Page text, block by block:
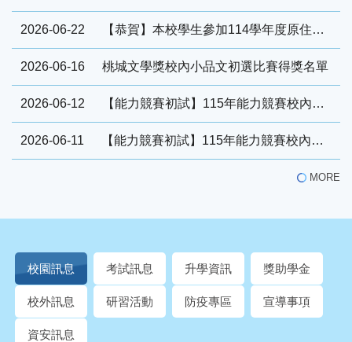
2026-06-22 【恭賀】本校學生參加114學年度原住民族文化與科學展覽會獲科學傳播獎
2026-06-16 桃城文學獎校內小品文初選比賽得獎名單
2026-06-12 【能力競賽初試】115年能力競賽校內初賽資訊科得獎名單
2026-06-11 【能力競賽初試】115年能力競賽校內初賽地科得獎名單
MORE
校園訊息 考試訊息 升學資訊 獎助學金
校外訊息 研習活動 防疫專區 宣導事項
資安訊息